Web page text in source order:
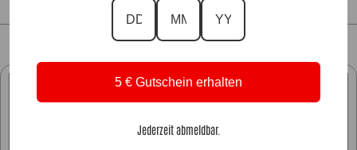
5 € Gutschein erhalten
Jederzeit abmeldbar.